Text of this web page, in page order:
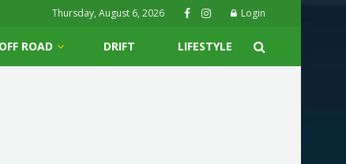
Thursday, August 6, 2026 Login
OFF ROAD DRIFT LIFESTYLE